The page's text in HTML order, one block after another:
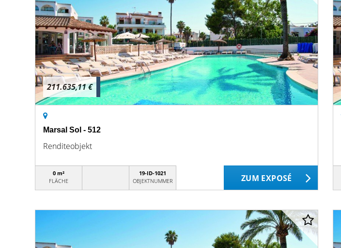
211.635,11 €
Marsal Sol - 512
Renditeobjekt
0 m²
FLÄCHE
19-ID-1021
OBJEKTNUMMER
ZUM EXPOSÉ